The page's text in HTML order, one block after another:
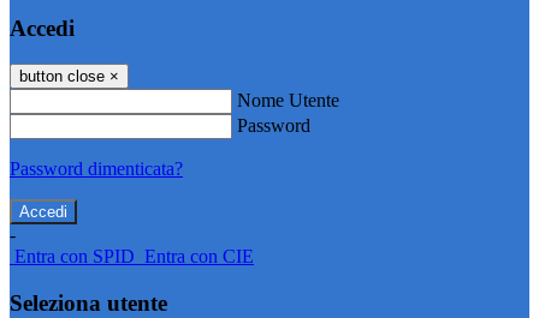
Accedi
button close ×
Nome Utente
Password
Password dimenticata?
-
Entra con SPID Entra con CIE
Seleziona utente